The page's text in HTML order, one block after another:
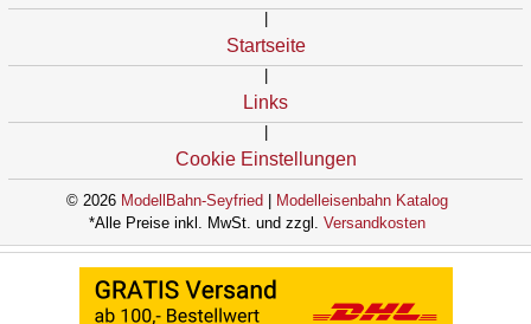
Startseite
Links
Cookie Einstellungen
© 2026 ModellBahn-Seyfried
Modelleisenbahn Katalog
*Alle Preise inkl. MwSt. und zzgl. Versandkosten